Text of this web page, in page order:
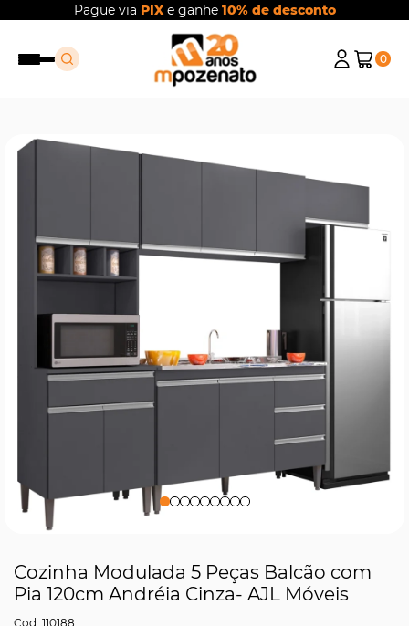
Pague via PIXe ganhe 10% de desconto
0
Cozinha Modulada 5 Peças Balcão com
Pia 120cm Andréia Cinza- AJL Móveis
110188